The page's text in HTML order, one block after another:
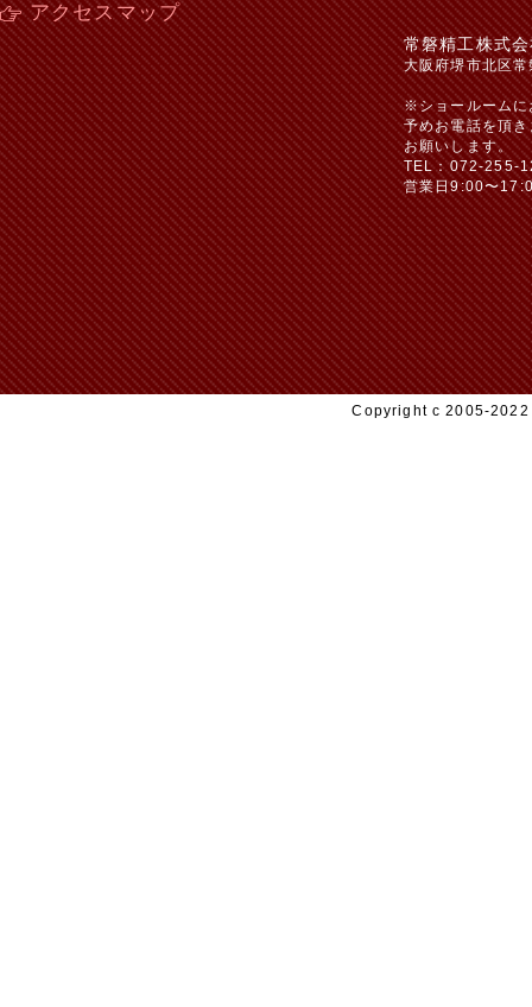
アクセスマップ
常磐精工株式
大阪府堺市北区
※ショールームに
予めお電話を頂
お願いします。
TEL：072-255-
営業日9:00〜
Copyright c 2005-2022